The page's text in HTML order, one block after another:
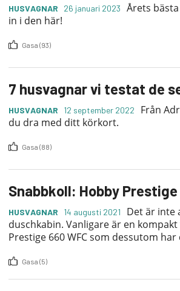
HUSVAGNAR 26 januari 2023
Årets
in i den här!
Gasa (93)
7 husvagnar vi testat de
HUSVAGNAR 12 september 2022
Från
du dra med ditt körkort.
Gasa (88)
Snabbkoll: Hobby Prestige
HUSVAGNAR 14 augusti 2021
Det är inte
duschkabin. Vanligare är en
Prestige 660 WFC som dessutom
Gasa (5)